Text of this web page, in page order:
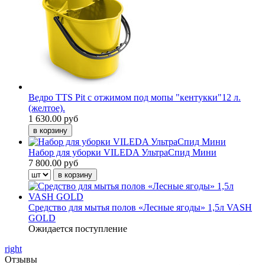
Ведро TTS Pit c отжимом под мопы "кентукки"12 л.
(желтое).
1 630.00 руб
Набор для уборки VILEDA УльтраСпид Мини
7 800.00 руб
Средство для мытья полов «Лесные ягоды» 1,5л VASH
GOLD
Ожидается поступление
right
Отзывы